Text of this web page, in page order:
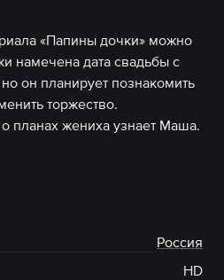
«Папины дочки» можно
намечена дата свадьбы с
он планирует познакомить
торжество.
планах жениха узнает Маша.
Россия
HD